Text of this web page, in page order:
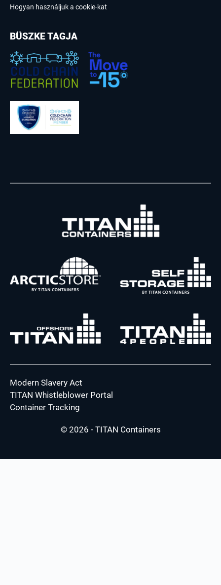
Hogyan használjuk a cookie-kat
BÜSZKE TAGJA
Modern Slavery Act
TITAN Whistleblower Portal
Container Tracking
© 2026 - TITAN Containers